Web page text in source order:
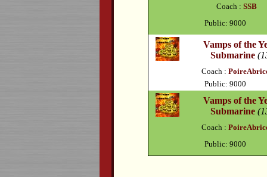
Coach :SSB
Public: 9000
Vamps of the
Submarine
Coach :
Public: 9000
Vamps of the
Submarine
Coach :
Public: 9000